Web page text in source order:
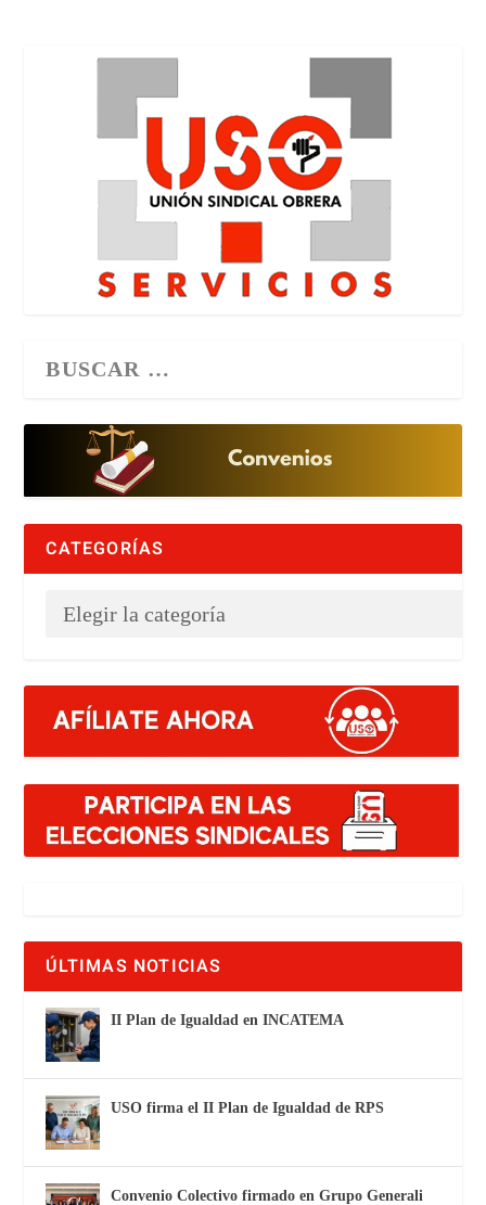
CATEGORÍAS
ÚLTIMAS NOTICIAS
II Plan de Igualdad en INCATEMA
USO firma el II Plan de Igualdad de RPS
Convenio Colectivo firmado en Grupo Generali